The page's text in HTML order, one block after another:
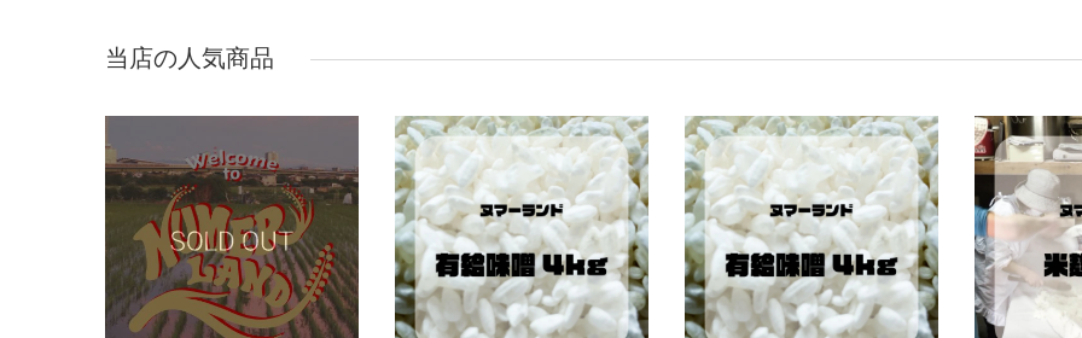
当店の人気商品